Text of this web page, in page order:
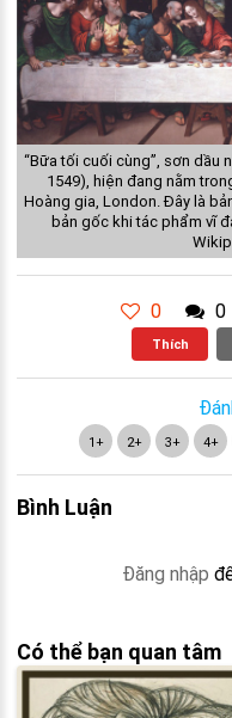
“Bữa tối cuối cùng”, sơn dầu
1549), hiện đang nằm
Hoàng gia, London. Đây là
bản gốc khi tác phẩm vĩ
0 0
Thích
1+ 2+ 3+ 4+
Bình Luận
Đăng nhập
Có thể bạn quan tâm